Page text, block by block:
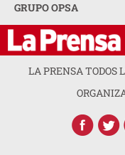
GRUPO OPSA
LA PRENSA TODOS